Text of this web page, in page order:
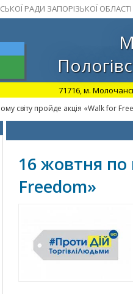
РАДИ ЗАПОРІЗЬКОЇ ОБЛАСТІ
71716, м.
світу пройде акція «Walk for
16 жовтня по
Freedom»